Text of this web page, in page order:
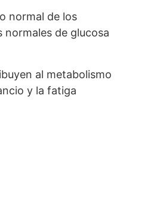
normal de los
de glucosa
al metabolismo
y la fatiga